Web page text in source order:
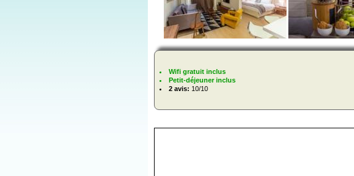
Wifi gratuit inclus
Petit-déjeuner inclus
2 avis: 10/10